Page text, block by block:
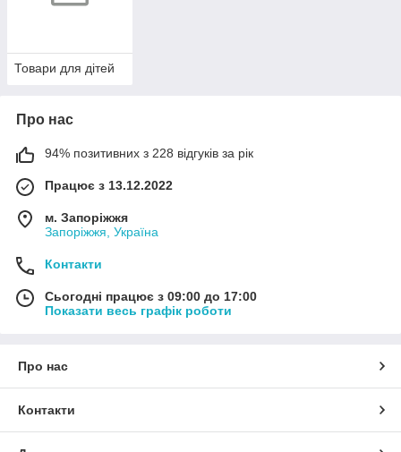
Товари для дітей
Про нас
94% позитивних з 228 відгуків за рік
Працює з 13.12.2022
м. Запоріжжя
Запоріжжя, Україна
Контакти
Сьогодні працює з 09:00 до 17:00
Показати весь графік роботи
Про нас
Контакти